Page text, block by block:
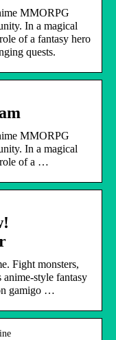
MMORPG
In a magical
of a fantasy hero
quests.
MMORPG
In a magical
role of a …
Fight monsters,
anime-style fantasy
gamigo …